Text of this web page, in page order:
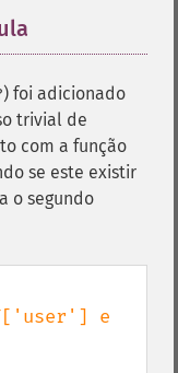
) foi adicionado
trivial de
com a função
se este existir
o segundo
e